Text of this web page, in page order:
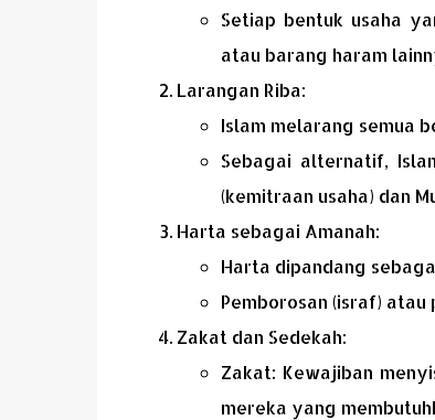
Setiap bentuk usaha
atau barang haram
Larangan Riba:
Islam melarang semua
Sebagai alternatif,
(kemitraan usaha) dan
Harta sebagai Amanah:
Harta dipandang
Pemborosan (israf)
Zakat dan Sedekah:
Zakat: Kewajiban
mereka yang